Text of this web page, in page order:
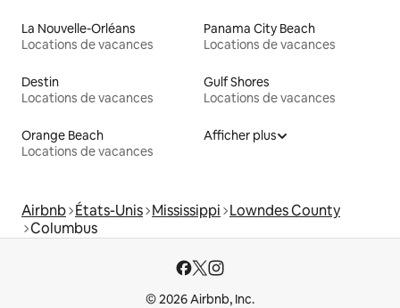
La Nouvelle-Orléans
Locations de vacances
Panama City Beach
Locations de vacances
Destin
Locations de vacances
Gulf Shores
Locations de vacances
Orange Beach
Locations de vacances
Afficher plus
Airbnb États-Unis Mississippi Lowndes County
Columbus
© 2026 Airbnb, Inc.